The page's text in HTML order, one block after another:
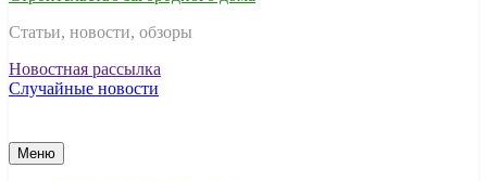
Статьи, новости, обзоры
Новостная рассылка
Случайные новости
Меню